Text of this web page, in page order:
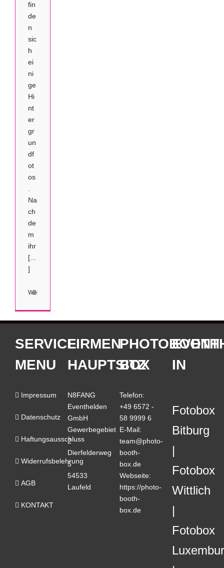
fin
de
n
sic
h
ei
ni
ge
Hi
nt
er
gr
un
df
ot
os
Na
ch
de
m
ihr
[...
]
Weiterlesen
2
SERVICE
MENU
Impressum
Datenschutz
Haftungsausschluss
Widerrufsbelehrung
AGB
KONTAKT
FIRMEN
HAUPTSITZ
N8FANG
Eventhelden
GmbH
Gewerbegebiet
2
Dierfelderweg
5
54533
Laufeld
PHOTOBOOTH
BOX
Telefon:
+49 6572 -
58 9999 6
E-Mail:
team@photo-
booth-
box.de
Webseite:
https://photo-
booth-
box.de
IN
Fotobox
Bitburg
Fotobox
Wittlich
Fotobox